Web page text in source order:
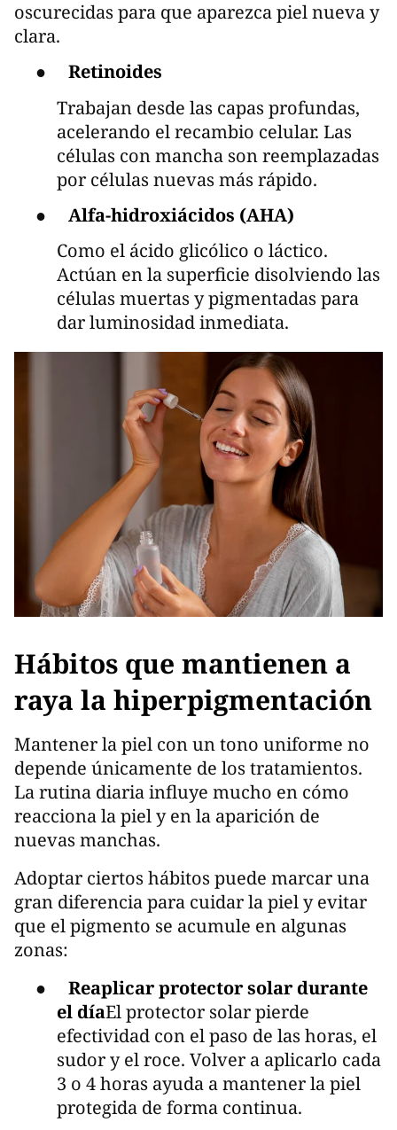
oscurecidas para que aparezca piel nueva y
clara.
● Retinoides
Trabajan desde las capas profundas,
acelerando el recambio celular. Las
células con mancha son reemplazadas
por células nuevas más rápido.
● Alfa-hidroxiácidos (AHA)
Como el ácido glicólico o láctico.
Actúan en la superficie disolviendo las
células muertas y pigmentadas para
dar luminosidad inmediata.
Hábitos que mantienen a
raya la hiperpigmentación
Mantener la piel con un tono uniforme no
depende únicamente de los tratamientos.
La rutina diaria influye mucho en cómo
reacciona la piel y en la aparición de
nuevas manchas.
Adoptar ciertos hábitos puede marcar una
gran diferencia para cuidar la piel y evitar
que el pigmento se acumule en algunas
zonas:
● Reaplicar protector solar durante
el díaEl protector solar pierde
efectividad con el paso de las horas, el
sudor y el roce. Volver a aplicarlo cada
3 o 4 horas ayuda a mantener la piel
protegida de forma continua.